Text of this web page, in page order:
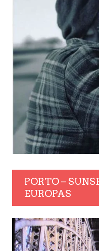
PORTO –
EUROPAS